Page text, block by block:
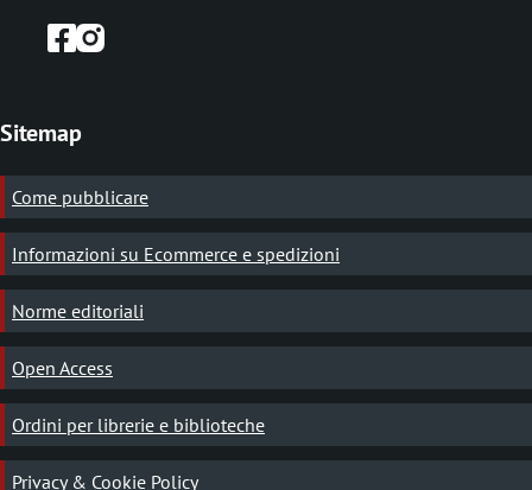
Sitemap
Come pubblicare
Informazioni su Ecommerce e spedizioni
Norme editoriali
Open Access
Ordini per librerie e biblioteche
Privacy & Cookie Policy